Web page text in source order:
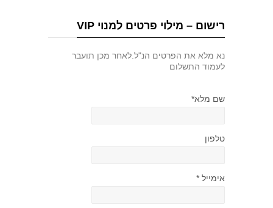
רישום – מילוי פרטים למנוי VIP
נא מלא את הפרטים הנ"ל.לאחר מכן תועבר
לעמוד התשלום
שם מלא*
טלפון
אימייל *